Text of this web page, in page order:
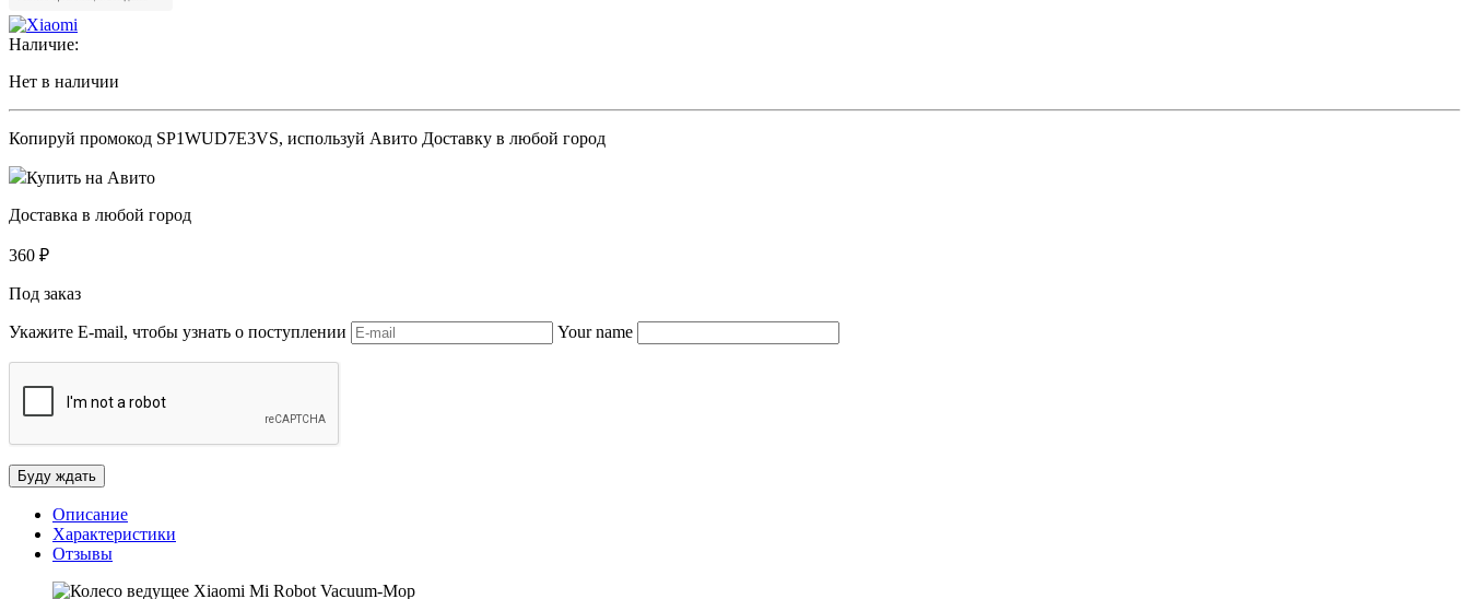
Наличие:
Нет в наличии
Копируй промокод SP1WUD7E3VS, используй Авито Доставку в любой город
Купить на Авито
Доставка в любой город
360 ₽
Под заказ
Укажите E-mail, чтобы узнать о поступлении Your name
Описание
Характеристики
Отзывы